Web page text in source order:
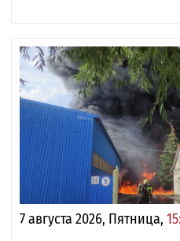
7 августа 2026, Пятница,